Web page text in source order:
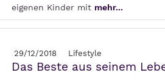
eigenen Kinder mit mehr...
29/12/2018 Lifestyle
Das Beste aus seinem